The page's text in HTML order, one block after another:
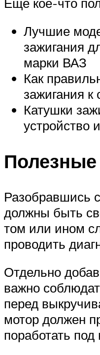
Лучшие
зажигания
марки ВАЗ
Как
зажигания
Катушки
устройство
Разобравшись
должны быть
том или ином
проводить
Отдельно
важно
перед
мотор должен
поработать под